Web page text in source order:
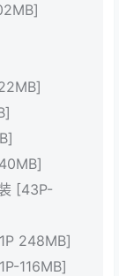
[43P-
248MB]
116MB]